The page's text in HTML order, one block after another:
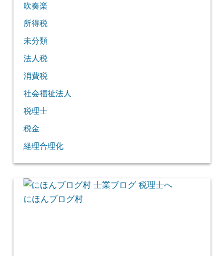
吹奏楽
所得税
未分類
法人税
消費税
社会福祉法人
税理士
税金
経理合理化
にほんブログ村